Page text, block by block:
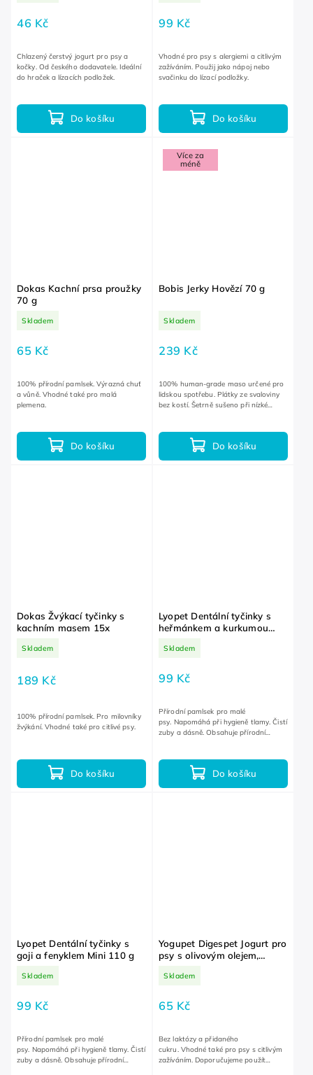
46 Kč
Do košíku
Chlazený čerstvý jogurt pro psy a
kočky. Od českého dodavatele. Ideální
do hraček a lízacích podložek.
99 Kč
Do košíku
Vhodné pro psy s alergiemi a citlivým
zažíváním. Použij jako nápoj nebo
svačinku do lízací podložky.
Dokas Kachní prsa proužky
70 g
Skladem
65 Kč
Do košíku
100% přírodní pamlsek. Výrazná chuť
a vůně. Vhodné také pro malá
plemena.
Více za
méně
Bobis Jerky Hovězí 70 g
Skladem
239 Kč
Do košíku
100% human-grade maso určené pro
lidskou spotřebu. Plátky ze svaloviny
bez kostí. Šetrně sušeno při nízké
Dokas Žvýkací tyčinky s
kachním masem 15x
Skladem
189 Kč
Do košíku
100% přírodní pamlsek. Pro milovníky
žvýkání. Vhodné také pro citlivé psy.
Lyopet Dentální tyčinky s
heřmánkem a kurkumou
Skladem
99 Kč
Do košíku
Přírodní pamlsek pro malé
psy. Napomáhá při hygieně tlamy. Čistí
zuby a dásně. Obsahuje přírodní
Lyopet Dentální tyčinky s
goji a fenyklem Mini 110 g
Skladem
99 Kč
Přírodní pamlsek pro malé
psy. Napomáhá při hygieně tlamy. Čistí
zuby a dásně. Obsahuje přírodní
Yogupet Digespet Jogurt pro
psy s olivovým olejem,
semínkem 110 g
Skladem
65 Kč
Bez laktózy a přidaného
cukru. Vhodné také pro psy s citlivým
zažíváním. Doporučujeme použít